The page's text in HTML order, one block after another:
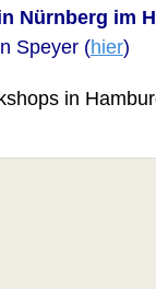
Nürnberg im
Speyer (hier)
in